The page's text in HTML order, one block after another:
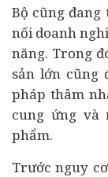
Bộ cũng đang
nối doanh
năng. Trong
sản lớn cũng
pháp thâm
cung ứng và
phẩm.
Trước nguy